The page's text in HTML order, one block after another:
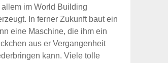
allem im World Building
In ferner Zukunft baut ein
eine Maschine, die ihm ein
aus er Vergangenheit
kann. Viele tolle